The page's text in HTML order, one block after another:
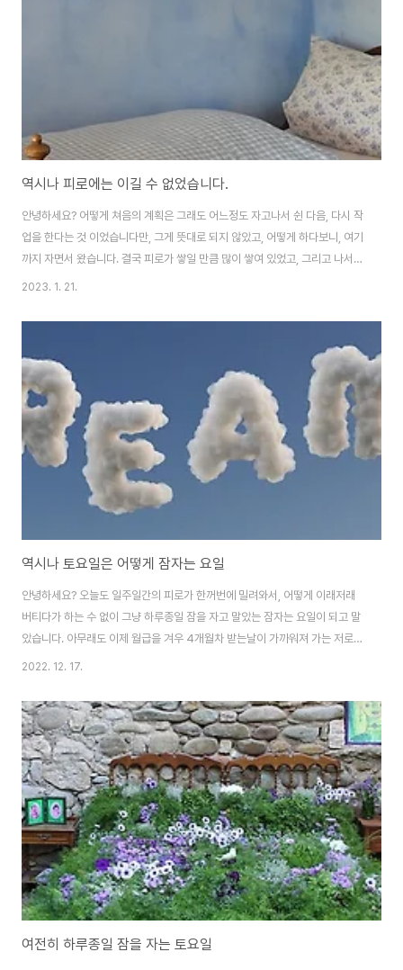
역시나 피로에는 이길 수 없었습니다.
안녕하세요? 어떻게 쳐음의 계획은 그래도 어느정도 자고나서 쉰 다음, 다시 작
업을 한다는 것 이었습니다만, 그게 뜻대로 되지 않았고, 어떻게 하다보니, 여기
까지 자면서 왔습니다. 결국 피로가 쌓일 만큼 많이 쌓여 있었고, 그리고 나서
돌아온 것은 엄청난 잠이라는 것 외에는 없다는 생각이 들었습니다. 그리고 나
서 정말 거의 하루종일 자다시피 했습니다. 결국 이렇고 나서 주말 당번을 어떻
게 성공은 시켰습니다만, 이래저래 뭐라고 해야 할까요? 상황이 상황이니 만큼,
정말 애를 먹어가면서 어떻게 서버를 구축하고 있기는 합니다만, 이게 만만한
일이 아니라고 생각은 했지만, 정말 만만치 않은 것을 넘어서 심각하긴 합니다.
2023. 1. 21.
역시나 토요일은 어떻게 잠자는 요일
안녕하세요? 오늘도 일주일간의 피로가 한꺼번에 밀려와서, 어떻게 이래저래
버티다가 하는 수 없이 그냥 하루종일 잠을 자고 말았는 잠자는 요일이 되고 말
았습니다. 아무래도 이제 월급을 겨우 4개월차 받는날이 가까워져 가는 저로서
는 이 이상은 어떻게 더 잘하기는 아직까지는 힘들다는 생각이 듭니다. 아무튼
은 확실합니다. 아무튼 거의 하루종일 자면서 특별한 꿈도 꾸지 않고서 그저 깊
이 잠만 자고 있는 상황이기는 합니다. 이러는 와중에도 Chat GPT로 약간의
정보를 얻어 보기는 하는데, 일단 생각하면 이런 길도 있기는 있구나 싶은데, 그
걸 전혀 생각도 못하고 있다가 겨우겨우 정보를 얻고, 어떻게 길을 찾아보기도
합니다. 다만, 지금같..
2022. 12. 17.
여전히 하루종일 잠을 자는 토요일